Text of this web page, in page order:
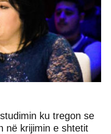
ku tregon se
në krijimin e shtetit